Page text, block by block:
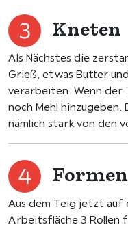
Kneten
Als Nächstes die
Grieß, etwas Butter
verarbeiten. Wenn der
noch Mehl
nämlich stark von den
Formen
Aus dem Teig jetzt auf
Arbeitsfläche 3 Rollen